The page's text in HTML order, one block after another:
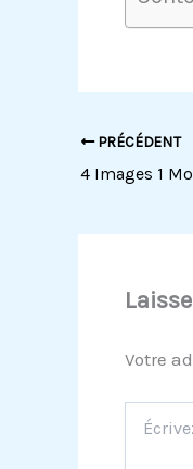
PRÉCÉDENT
4 Images 1
Votre
ici…